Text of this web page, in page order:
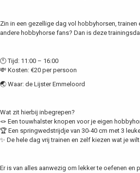
Zin in een gezellige dag vol hobbyhorsen, trainen
andere hobbyhorse fans? Dan is deze
🕚 Tijd: 11:00 – 16:00
💸 Kosten: €20 per persoon
🌏 Waar: de Lijster Emmeloord
Wat zit hierbij inbegrepen?
🪢 Een touwhalster knopen voor je eigen
🏆 Een springwedstrijdje van 30-40 cm met 3
✨ De hele dag vrij trainen en zelf kiezen wat je
Er is van alles aanwezig om lekker te oefenen en